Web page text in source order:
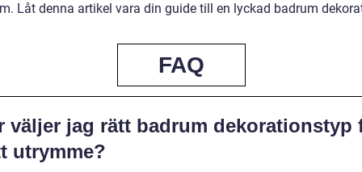
Låt denna artikel vara din guide till en lyckad badrum
FAQ
väljer jag rätt badrum dekorationstyp
utrymme?